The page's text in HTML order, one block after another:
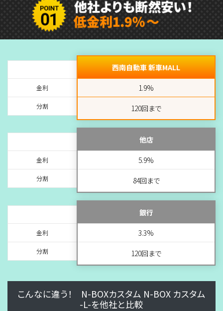
金利
分割
西南自動車 新車MALL
1.9%
120回まで
金利
分割
他店
5.9%
84回まで
金利
分割
銀行
3.3%
120回まで
こんなに違う！ N-BOXカスタム N-BOX カスタム
-L-を他社と比較